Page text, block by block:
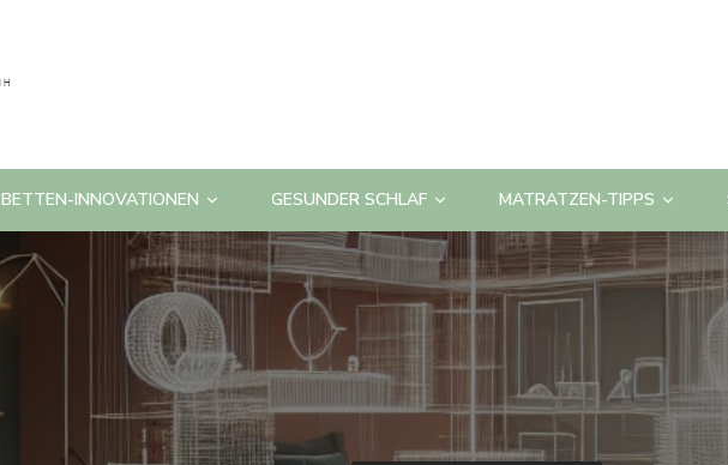
BETTEN-INNOVATIONEN GESUNDER SCHLAF MATRATZEN-TIPPS